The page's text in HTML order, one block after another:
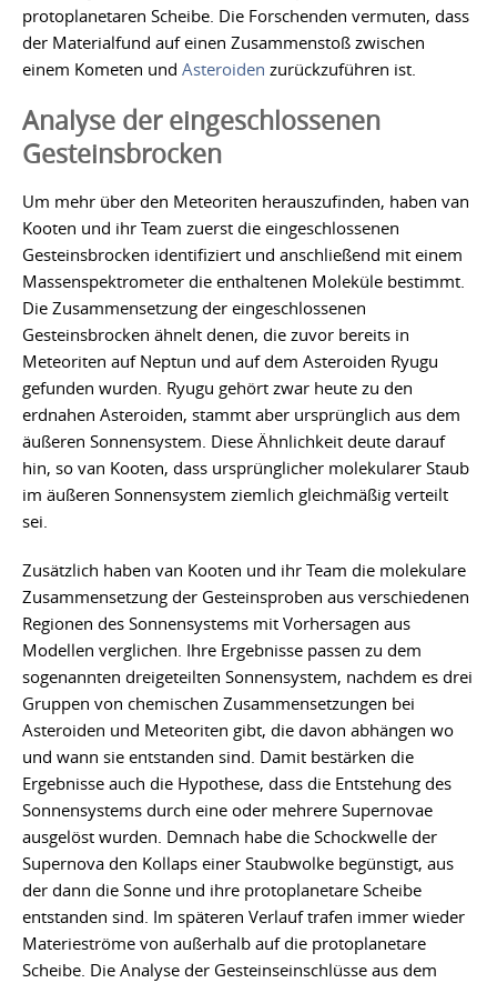
protoplanetaren Scheibe. Die Forschenden vermuten, dass
der Materialfund auf einen Zusammenstoß zwischen
einem Kometen und Asteroiden zurückzuführen ist.
Analyse der eingeschlossenen
Gesteinsbrocken
Um mehr über den Meteoriten herauszufinden, haben van
Kooten und ihr Team zuerst die eingeschlossenen
Gesteinsbrocken identifiziert und anschließend mit einem
Massenspektrometer die enthaltenen Moleküle bestimmt.
Die Zusammensetzung der eingeschlossenen
Gesteinsbrocken ähnelt denen, die zuvor bereits in
Meteoriten auf Neptun und auf dem Asteroiden Ryugu
gefunden wurden. Ryugu gehört zwar heute zu den
erdnahen Asteroiden, stammt aber ursprünglich aus dem
äußeren Sonnensystem. Diese Ähnlichkeit deute darauf
hin, so van Kooten, dass ursprünglicher molekularer Staub
im äußeren Sonnensystem ziemlich gleichmäßig verteilt
sei.
Zusätzlich haben van Kooten und ihr Team die molekulare
Zusammensetzung der Gesteinsproben aus verschiedenen
Regionen des Sonnensystems mit Vorhersagen aus
Modellen verglichen. Ihre Ergebnisse passen zu dem
sogenannten dreigeteilten Sonnensystem, nachdem es drei
Gruppen von chemischen Zusammensetzungen bei
Asteroiden und Meteoriten gibt, die davon abhängen wo
und wann sie entstanden sind. Damit bestärken die
Ergebnisse auch die Hypothese, dass die Entstehung des
Sonnensystems durch eine oder mehrere Supernovae
ausgelöst wurden. Demnach habe die Schockwelle der
Supernova den Kollaps einer Staubwolke begünstigt, aus
der dann die Sonne und ihre protoplanetare Scheibe
entstanden sind. Im späteren Verlauf trafen immer wieder
Materieströme von außerhalb auf die protoplanetare
Scheibe. Die Analyse der Gesteinseinschlüsse aus dem